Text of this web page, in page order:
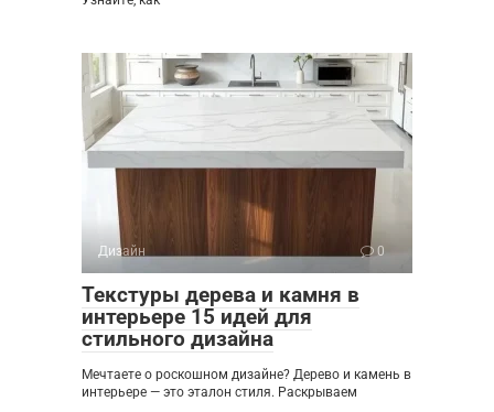
Дизайн 0
Текстуры дерева и камня в
интерьере 15 идей для
стильного дизайна
Мечтаете о роскошном дизайне? Дерево и камень в
интерьере — это эталон стиля. Раскрываем